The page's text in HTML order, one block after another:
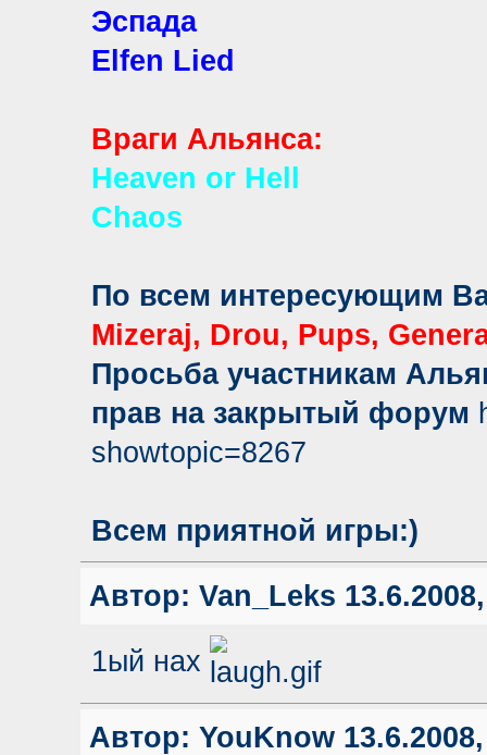
Эспада
Elfen Lied
Враги Альянса:
Heaven or Hell
Chaos
По всем интересующим
Mizeraj, Drou, Pups,
Просьба участникам
прав на закрытый форум
showtopic=8267
Всем приятной игры:)
Автор: Van_Leks
1ый нах
Автор: YouKnow